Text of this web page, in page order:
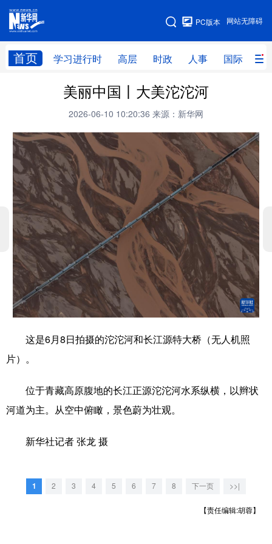
网站无障碍
PC版本
首页 学习进行时 高层 时政 人事 国际 财
网站地图
高层 时政
财经 网评
台湾 思客智库 全球连线 教育
科技 科创 量子 体育
文化 书画 健康 军事
访谈 视频 图片 政务
法律 中央文件 金融 汽车
食品 人居 信息化 数字经济
学术中国 乡村振兴 银龄 溯源中国
彩票 娱乐 时尚 悦读
文化产业
地方频道
辽宁
美丽中国丨大美沱沱河
2026-06-10 10:20:36 来源：新华网
这是6月8日拍摄的沱沱河和长江源特大桥（无人机照
片）。
位于青藏高原腹地的长江正源沱沱河水系纵横，以辫状
河道为主。从空中俯瞰，景色蔚为壮观。
新华社记者 张龙 摄
1 2 3 4 5 6 7 8 下一页 >>|
【责任编辑:胡蓉】